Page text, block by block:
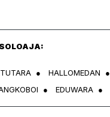
● HALLOMEDAN ●
● EDUWARA ●